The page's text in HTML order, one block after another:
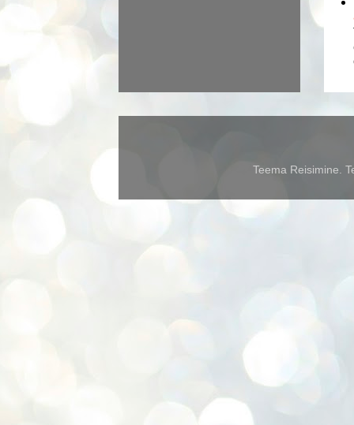
Teema Reisimine.